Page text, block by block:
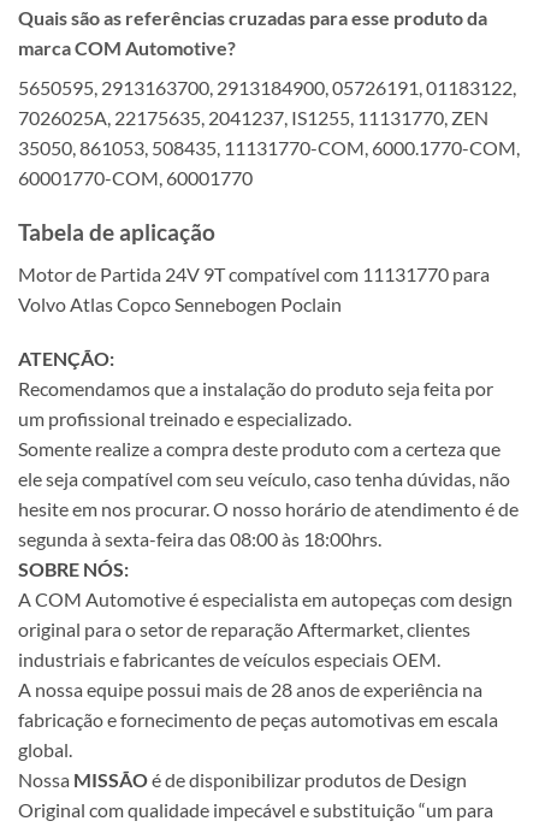
Quais são as referências cruzadas para esse produto da
marca COM Automotive?
5650595, 2913163700, 2913184900, 05726191, 01183122,
7026025A, 22175635, 2041237, IS1255, 11131770, ZEN
35050, 861053, 508435, 11131770-COM, 6000.1770-COM,
60001770-COM, 60001770
Tabela de aplicação
Motor de Partida 24V 9T compatível com 11131770 para
Volvo Atlas Copco Sennebogen Poclain
ATENÇÃO:
Recomendamos que a instalação do produto seja feita por
um profissional treinado e especializado.
Somente realize a compra deste produto com a certeza que
ele seja compatível com seu veículo, caso tenha dúvidas, não
hesite em nos procurar. O nosso horário de atendimento é de
segunda à sexta-feira das 08:00 às 18:00hrs.
SOBRE NÓS:
A COM Automotive é especialista em autopeças com design
original para o setor de reparação Aftermarket, clientes
industriais e fabricantes de veículos especiais OEM.
A nossa equipe possui mais de 28 anos de experiência na
fabricação e fornecimento de peças automotivas em escala
global.
Nossa MISSÃOé de disponibilizar produtos de Design
Original com qualidade impecável e substituição “um para